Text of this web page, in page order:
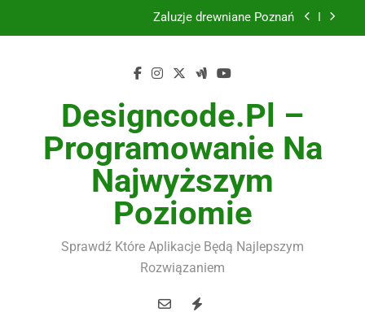
Żaluzje drewniane Poznań
Utylizacja odpadów Lublin
Żaluzje drewniane Poznań
Instalacje elektryczne Gdańsk
Designcode.pl –
Programowanie Na
Najwyższym
Poziomie
Sprawdź Które Aplikacje Będą Najlepszym
Rozwiązaniem